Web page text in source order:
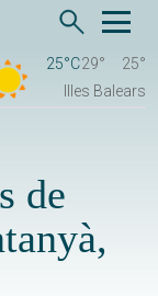
25°C29°
25°
Illes Balears
de